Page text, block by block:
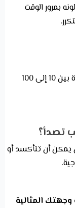
بمرور الوقت
سعر الأكسسوارات المطلي بالذهب يتراوح عادة بين 10 إلى 100
تصدأ؟
يمكن أن تتأكسد أو
المثالية